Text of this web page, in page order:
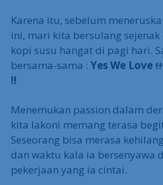
Karena itu, sebelum
ini, mari kita bersulang
kopi susu hangat di pagi hari.
bersama-sama : Yes We Love
!!
Menemukan passion dalam
kita lakoni memang terasa
Seseorang bisa merasa
dan waktu kala ia bersenyawa
pekerjaan yang ia cintai.